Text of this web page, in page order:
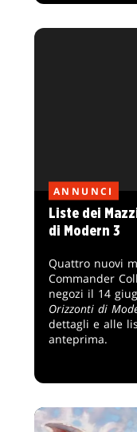
ANNUNCI
Liste dei
di Modern 3
Quattro nuovi
Commander
negozi il 14
Orizzonti di
dettagli e alle
anteprima.